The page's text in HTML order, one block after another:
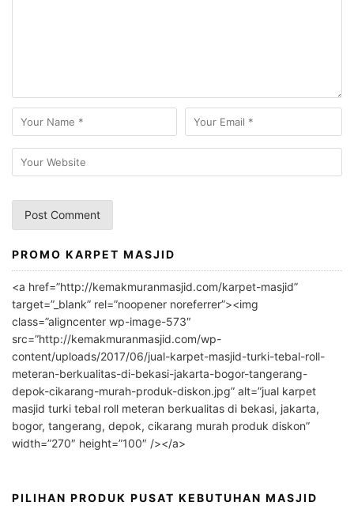
A
l
r
n
a
t
i
v
PROMO KARPET MASJID
<a href=”http://kemakmuranmasjid.com/karpet-masjid”
target=”_blank” rel=”noopener noreferrer”><img
class=”aligncenter wp-image-573″
src=”http://kemakmuranmasjid.com/wp-
content/uploads/2017/06/jual-karpet-masjid-turki-tebal-roll-
meteran-berkualitas-di-bekasi-jakarta-bogor-tangerang-
depok-cikarang-murah-produk-diskon.jpg” alt=”jual karpet
masjid turki tebal roll meteran berkualitas di bekasi, jakarta,
bogor, tangerang, depok, cikarang murah produk diskon”
width=”270″ height=”100″ /></a>
PILIHAN PRODUK PUSAT KEBUTUHAN MASJID